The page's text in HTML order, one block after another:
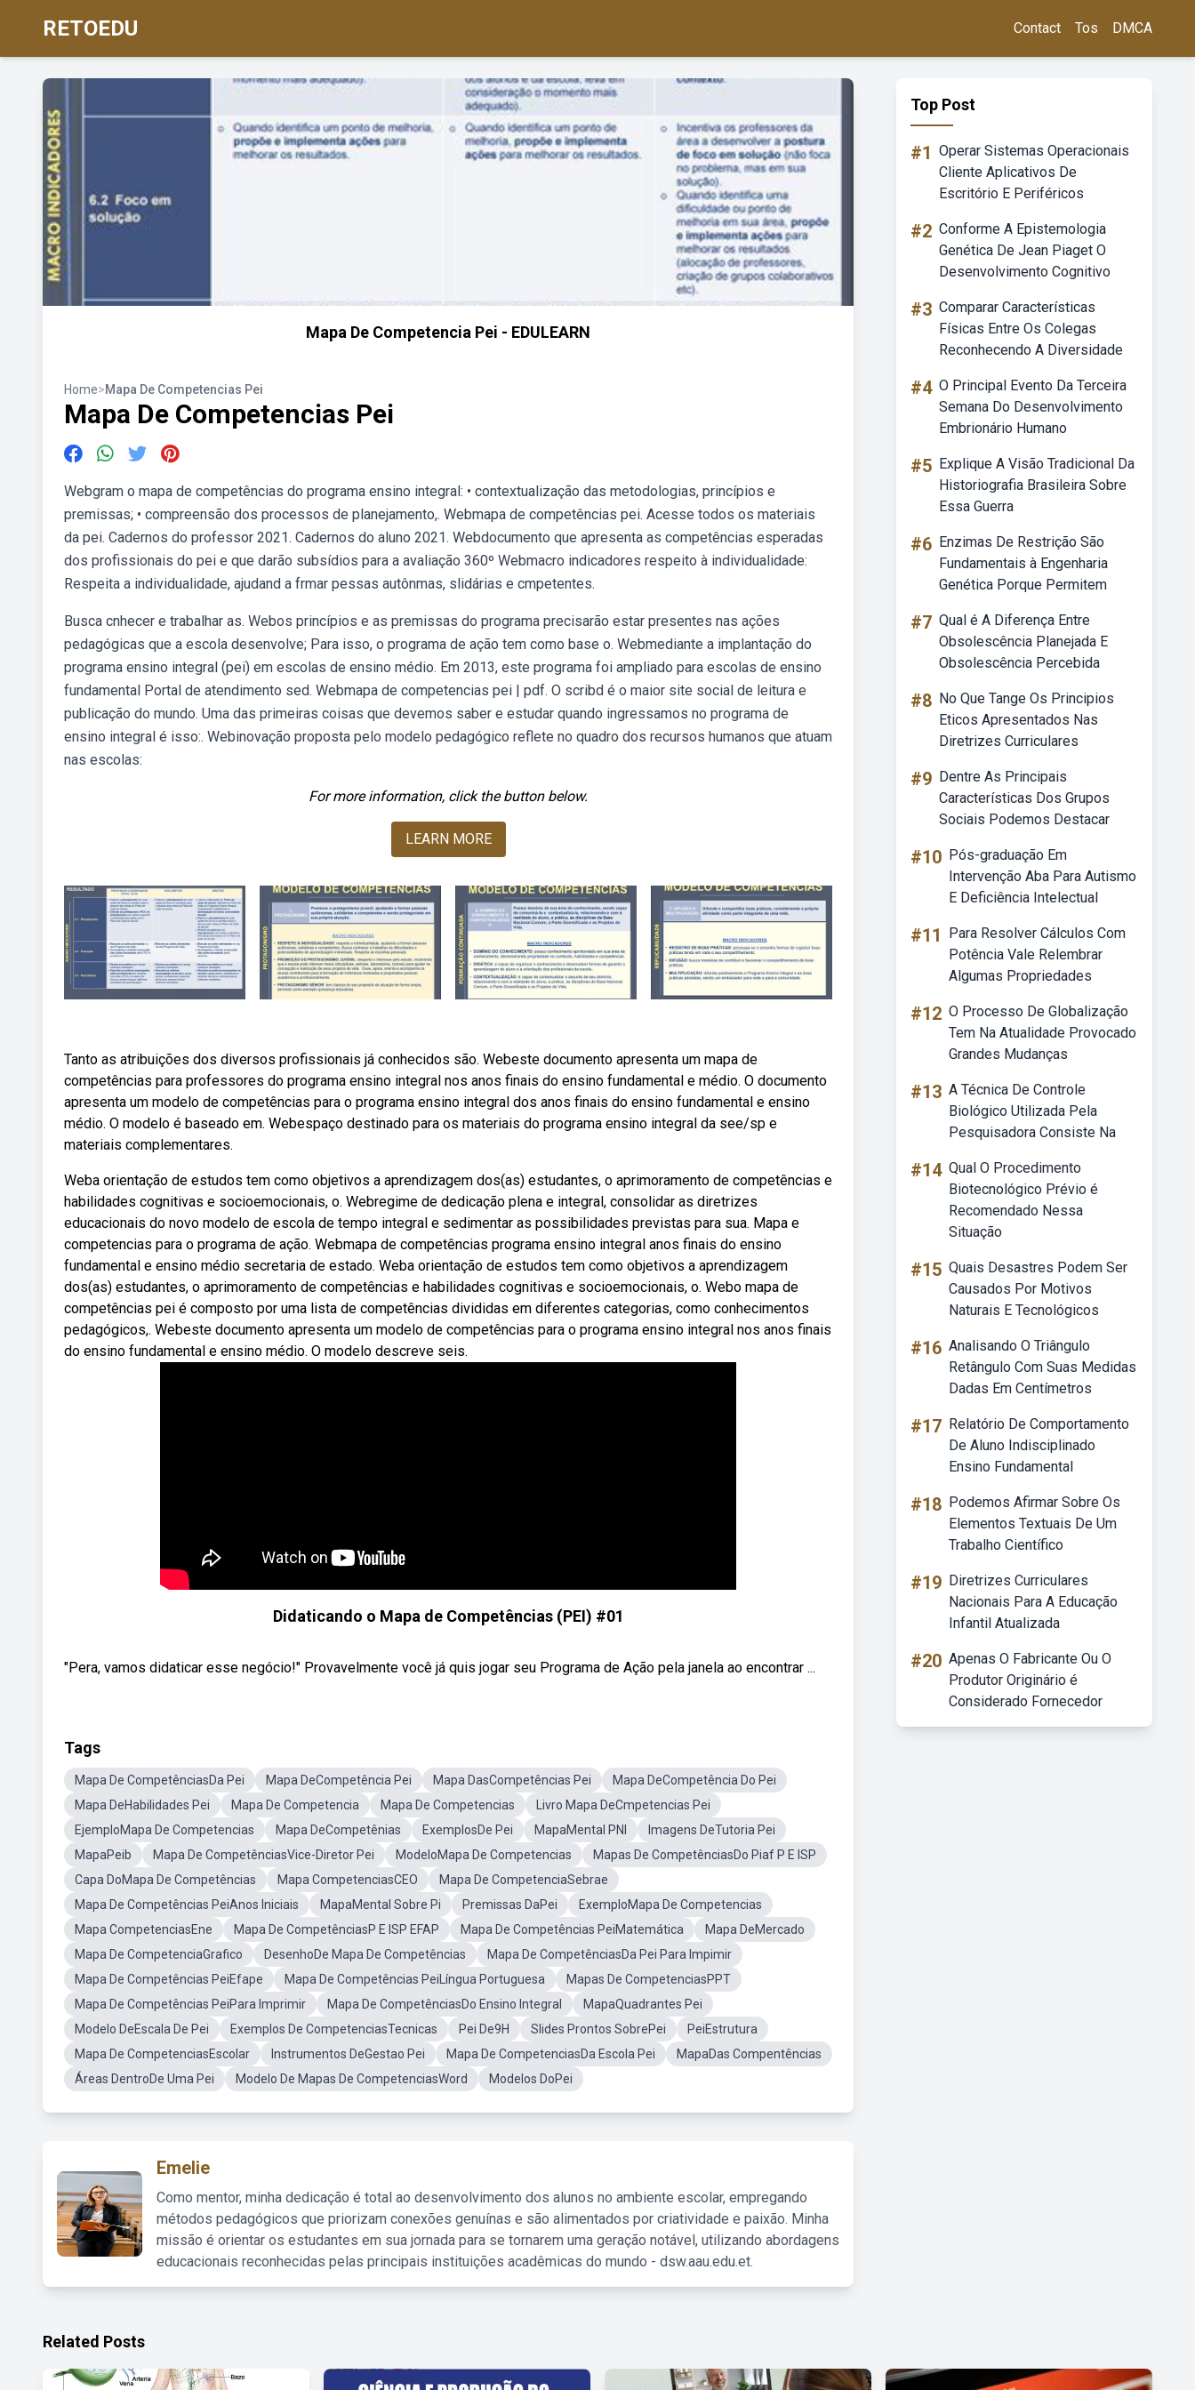
RETOEDU Contact Tos DMCA
Mapa De Competencia Pei - EDULEARN
Home>Mapa De Competencias Pei
Mapa De Competencias Pei
Webgram o mapa de competências do programa ensino integral: • contextualização das metodologias, princípios e
premissas; • compreensão dos processos de planejamento,. Webmapa de competências pei. Acesse todos os materiais
da pei. Cadernos do professor 2021. Cadernos do aluno 2021. Webdocumento que apresenta as competências esperadas
dos profissionais do pei e que darão subsídios para a avaliação 360º Webmacro indicadores respeito à individualidade:
Respeita a individualidade, ajudand a frmar pessas autônmas, slidárias e cmpetentes.
Busca cnhecer e trabalhar as. Webos princípios e as premissas do programa precisarão estar presentes nas ações
pedagógicas que a escola desenvolve; Para isso, o programa de ação tem como base o. Webmediante a implantação do
programa ensino integral (pei) em escolas de ensino médio. Em 2013, este programa foi ampliado para escolas de ensino
fundamental Portal de atendimento sed. Webmapa de competencias pei | pdf. O scribd é o maior site social de leitura e
publicação do mundo. Uma das primeiras coisas que devemos saber e estudar quando ingressamos no programa de
ensino integral é isso:. Webinovação proposta pelo modelo pedagógico reflete no quadro dos recursos humanos que atuam
nas escolas:
For more information, click the button below.
LEARN MORE
Tanto as atribuições dos diversos profissionais já conhecidos são. Webeste documento apresenta um mapa de
competências para professores do programa ensino integral nos anos finais do ensino fundamental e médio. O documento
apresenta um modelo de competências para o programa ensino integral dos anos finais do ensino fundamental e ensino
médio. O modelo é baseado em. Webespaço destinado para os materiais do programa ensino integral da see/sp e
materiais complementares.
Weba orientação de estudos tem como objetivos a aprendizagem dos(as) estudantes, o aprimoramento de competências e
habilidades cognitivas e socioemocionais, o. Webregime de dedicação plena e integral, consolidar as diretrizes
educacionais do novo modelo de escola de tempo integral e sedimentar as possibilidades previstas para sua. Mapa e
competencias para o programa de ação. Webmapa de competências programa ensino integral anos finais do ensino
fundamental e ensino médio secretaria de estado. Weba orientação de estudos tem como objetivos a aprendizagem
dos(as) estudantes, o aprimoramento de competências e habilidades cognitivas e socioemocionais, o. Webo mapa de
competências pei é composto por uma lista de competências divididas em diferentes categorias, como conhecimentos
pedagógicos,. Webeste documento apresenta um modelo de competências para o programa ensino integral nos anos finais
do ensino fundamental e ensino médio. O modelo descreve seis.
Didaticando o Mapa de Competências (PEI) #01
"Pera, vamos didaticar esse negócio!" Provavelmente você já quis jogar seu Programa de Ação pela janela ao encontrar ...
Tags
Mapa De CompetênciasDa Pei Mapa DeCompetência Pei Mapa DasCompetências Pei
Mapa DeCompetência Do Pei
Mapa DeHabilidades Pei
Mapa De Competencia Mapa De Competencias
Livro Mapa DeCmpetencias Pei
EjemploMapa De Competencias
Mapa DeCompetênias ExemplosDe Pei MapaMental PNI
Imagens DeTutoria Pei
MapaPeib
Mapa De CompetênciasVice-Diretor Pei ModeloMapa De Competencias
Mapas De CompetênciasDo Piaf P E ISP
Capa DoMapa De Competências
Mapa CompetenciasCEO
Mapa De CompetenciaSebrae
Mapa De Competências PeiAnos Iniciais
MapaMental Sobre Pi Premissas DaPei
ExemploMapa De Competencias
Mapa CompetenciasEne
Mapa De CompetênciasP E ISP EFAP Mapa De Competências PeiMatemática
Mapa DeMercado
Mapa De CompetenciaGrafico
DesenhoDe Mapa De Competências
Mapa De CompetênciasDa Pei Para Impimir
Mapa De Competências PeiEfape
Mapa De Competências PeiLíngua Portuguesa
Mapas De CompetenciasPPT
Mapa De Competências PeiPara Imprimir
Mapa De CompetênciasDo Ensino Integral
MapaQuadrantes Pei
Modelo DeEscala De Pei
Exemplos De CompetenciasTecnicas Pei De9H Slides Prontos SobrePei
PeiEstrutura
Mapa De CompetenciasEscolar
Instrumentos DeGestao Pei Mapa De CompetenciasDa Escola Pei
MapaDas Compentências
Áreas DentroDe Uma Pei
Modelo De Mapas De CompetenciasWord Modelos DoPei
Emelie
Como mentor, minha dedicação é total ao desenvolvimento dos alunos no ambiente escolar, empregando
métodos pedagógicos que priorizam conexões genuínas e são alimentados por criatividade e paixão. Minha
missão é orientar os estudantes em sua jornada para se tornarem uma geração notável, utilizando abordagens
educacionais reconhecidas pelas principais instituições acadêmicas do mundo - dsw.aau.edu.et.
Top Post
#1 Operar Sistemas Operacionais
Cliente Aplicativos De
Escritório E Periféricos
#2 Conforme A Epistemologia
Genética De Jean Piaget O
Desenvolvimento Cognitivo
#3 Comparar Características
Físicas Entre Os Colegas
Reconhecendo A Diversidade
#4 O Principal Evento Da Terceira
Semana Do Desenvolvimento
Embrionário Humano
#5 Explique A Visão Tradicional Da
Historiografia Brasileira Sobre
Essa Guerra
#6 Enzimas De Restrição São
Fundamentais à Engenharia
Genética Porque Permitem
#7 Qual é A Diferença Entre
Obsolescência Planejada E
Obsolescência Percebida
#8 No Que Tange Os Principios
Eticos Apresentados Nas
Diretrizes Curriculares
#9 Dentre As Principais
Características Dos Grupos
Sociais Podemos Destacar
#10 Pós-graduação Em
Intervenção Aba Para Autismo
E Deficiência Intelectual
#11
Para Resolver Cálculos Com
Potência Vale Relembrar
Algumas Propriedades
#12 O Processo De Globalização
Tem Na Atualidade Provocado
Grandes Mudanças
#13 A Técnica De Controle
Biológico Utilizada Pela
Pesquisadora Consiste Na
#14 Qual O Procedimento
Biotecnológico Prévio é
Recomendado Nessa
Situação
#15 Quais Desastres Podem Ser
Causados Por Motivos
Naturais E Tecnológicos
#16 Analisando O Triângulo
Retângulo Com Suas Medidas
Dadas Em Centímetros
#17 Relatório De Comportamento
De Aluno Indisciplinado
Ensino Fundamental
#18 Podemos Afirmar Sobre Os
Elementos Textuais De Um
Trabalho Científico
#19 Diretrizes Curriculares
Nacionais Para A Educação
Infantil Atualizada
#20 Apenas O Fabricante Ou O
Produtor Originário é
Considerado Fornecedor
Related Posts